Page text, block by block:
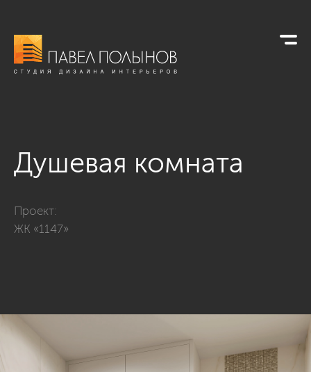
Душевая комната
Проект:
ЖК «1147»